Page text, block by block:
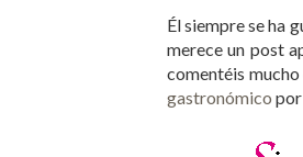
Él siempre se ha
merece un post
comentéis mucho
gastronómico